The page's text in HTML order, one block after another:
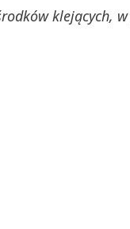
klejących,